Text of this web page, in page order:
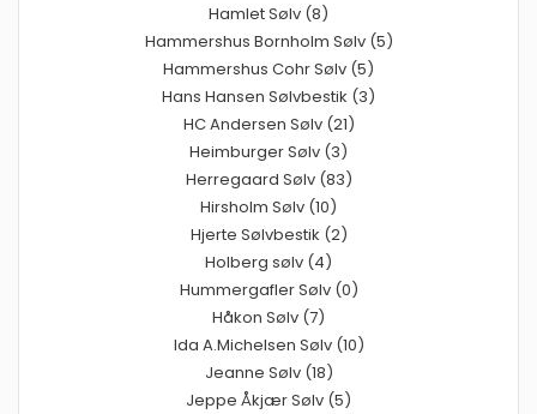
Hamlet Sølv (8)
Hammershus Bornholm Sølv (5)
Hammershus Cohr Sølv (5)
Hans Hansen Sølvbestik (3)
HC Andersen Sølv (21)
Heimburger Sølv (3)
Herregaard Sølv (83)
Hirsholm Sølv (10)
Hjerte Sølvbestik (2)
Holberg sølv (4)
Hummergafler Sølv (0)
Håkon Sølv (7)
Ida A.Michelsen Sølv (10)
Jeanne Sølv (18)
Jeppe Åkjær Sølv (5)